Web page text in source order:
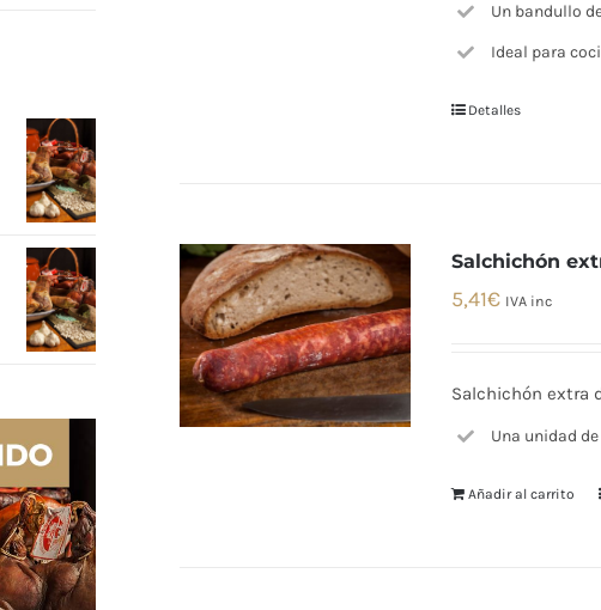
Un bandullo
Ideal para
Detalles
Salchichón
5,41€ IVA inc
Salchichón extra
Una unidad
Añadir al carrito